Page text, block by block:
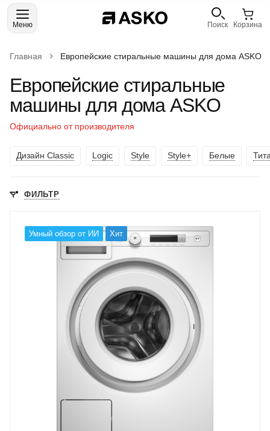
Меню Поиск Корзина
Европейские стиральные
машины для дома ASKO
Официально от производителя
Главная Европейские стиральные машины для дома ASKO
Дизайн Classic Logic Style Style+ Белые
ФИЛЬТР
Умный обзор от ИИ Хит